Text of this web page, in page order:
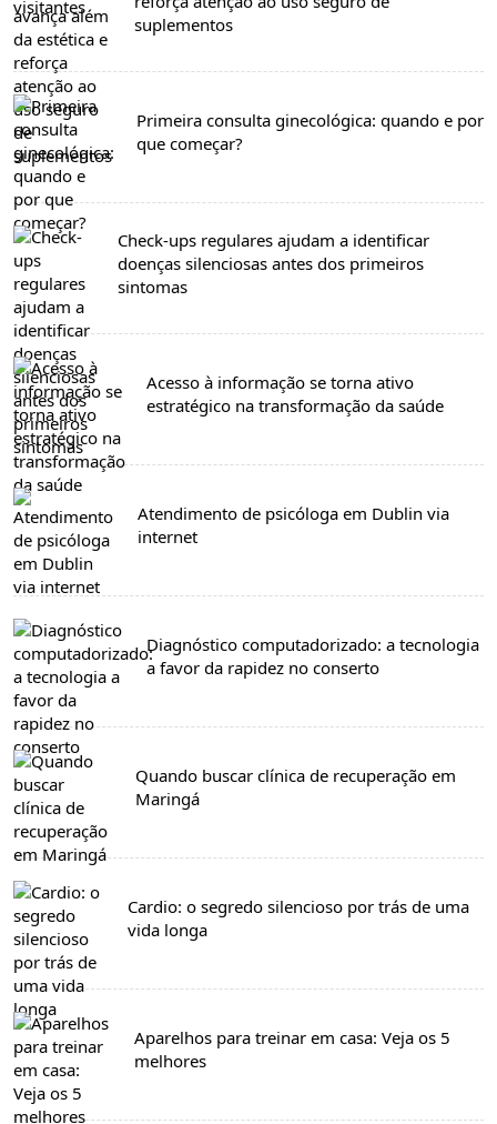
suplementos
Primeira consulta ginecológica: quando e por
que começar?
Check-ups regulares ajudam a identificar
doenças silenciosas antes dos primeiros
sintomas
Acesso à informação se torna ativo
estratégico na transformação da saúde
Atendimento de psicóloga em Dublin via
internet
Diagnóstico computadorizado: a tecnologia
a favor da rapidez no conserto
Quando buscar clínica de recuperação em
Maringá
Cardio: o segredo silencioso por trás de uma
vida longa
Aparelhos para treinar em casa: Veja os 5
melhores